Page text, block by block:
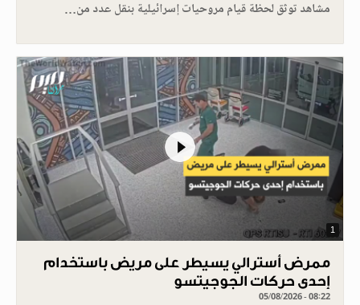
مشاهد توثق لحظة قيام مروحيات إسرائيلية بنقل عدد من…
1
ممرض أسترالي يسيطر على مريض باستخدام
إحدى حركات الجوجيتسو
05/08/2026 - 08:22